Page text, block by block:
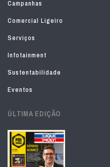
Campanhas
Comercial Ligeiro
Serviços
Infotainment
Sustentabilidade
Eventos
ÚLTIMA EDIÇÃO